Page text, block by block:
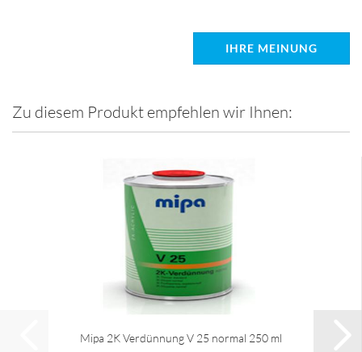
IHRE MEINUNG
Zu diesem Produkt empfehlen wir Ihnen:
Mipa 2K Verdünnung V 25 normal 250 ml